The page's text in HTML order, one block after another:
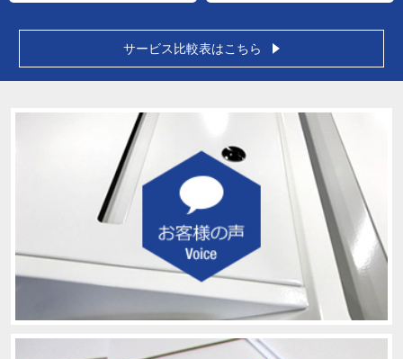
サービス比較表はこちら